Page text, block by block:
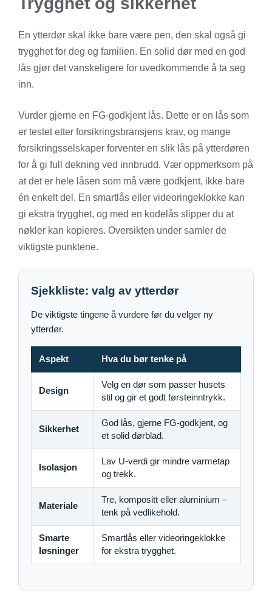
En ytterdør skal ikke bare være pen, den skal også gi
trygghet for deg og familien. En solid dør med en god
lås gjør det vanskeligere for uvedkommende å ta seg
inn.
Vurder gjerne en FG-godkjent lås. Dette er en lås som
er testet etter forsikringsbransjens krav, og mange
forsikringsselskaper forventer en slik lås på ytterdøren
for å gi full dekning ved innbrudd. Vær oppmerksom på
at det er hele låsen som må være godkjent, ikke bare
én enkelt del. En smartlås eller videoringeklokke kan
gi ekstra trygghet, og med en kodelås slipper du at
nøkler kan kopieres. Oversikten under samler de
viktigste punktene.
Sjekkliste: valg av ytterdør
De viktigste tingene å vurdere før du velger ny
ytterdør.
Aspekt Hva du bør tenke på
Design
Velg en dør som passer husets
stil og gir et godt førsteinntrykk.
Sikkerhet
God lås, gjerne FG-godkjent, og
et solid dørblad.
Isolasjon
Lav U-verdi gir mindre varmetap
og trekk.
Materiale
Tre, kompositt eller aluminium –
tenk på vedlikehold.
Smarte
løsninger
Smartlås eller videoringeklokke
for ekstra trygghet.